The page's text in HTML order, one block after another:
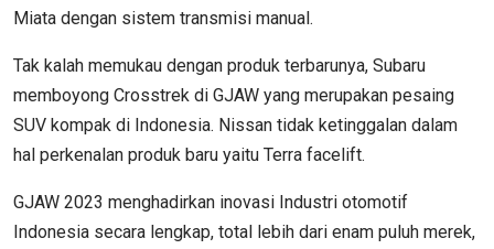
Miata dengan sistem transmisi manual.
Tak kalah memukau dengan produk terbarunya, Subaru
memboyong Crosstrek di GJAW yang merupakan pesaing
SUV kompak di Indonesia. Nissan tidak ketinggalan dalam
hal perkenalan produk baru yaitu Terra facelift.
GJAW 2023 menghadirkan inovasi Industri otomotif
Indonesia secara lengkap, total lebih dari enam puluh merek,